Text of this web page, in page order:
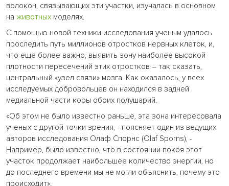
волокон, связывающих эти участки, изучалась в основном
на животных моделях.
C помощью новой техники исследования ученым удалось
проследить путь миллионов отростков нервных клеток, и,
что еще более важно, выявить зону наиболее высокой
плотности пересечений этих отростков – так сказать,
центральный «узел связи» мозга. Как оказалось, у всех
исследуемых добровольцев он находился в задней
медиальной части коры обоих полушарий.
«Об этом не было известно раньше, эта зона интересовала
ученых с другой точки зрения, - поясняет один из ведущих
авторов исследования Олаф Спорнс (Olaf Sporns), -
Например, было известно, что в состоянии покоя этот
участок продолжает наибольшее количество энергии, но
до последнего времени мы не могли объяснить, почему это
происходит».